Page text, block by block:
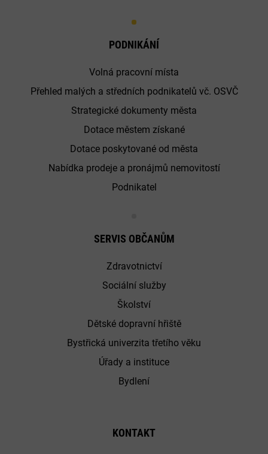
PODNIKÁNÍ
Volná pracovní místa
Přehled malých a středních podnikatelů vč. OSVČ
Strategické dokumenty města
Dotace městem získané
Dotace poskytované od města
Nabídka prodeje a pronájmů nemovitostí
Podnikatel
SERVIS OBČANŮM
Zdravotnictví
Sociální služby
Školství
Dětské dopravní hřiště
Bystřická univerzita třetího věku
Úřady a instituce
Bydlení
KONTAKT